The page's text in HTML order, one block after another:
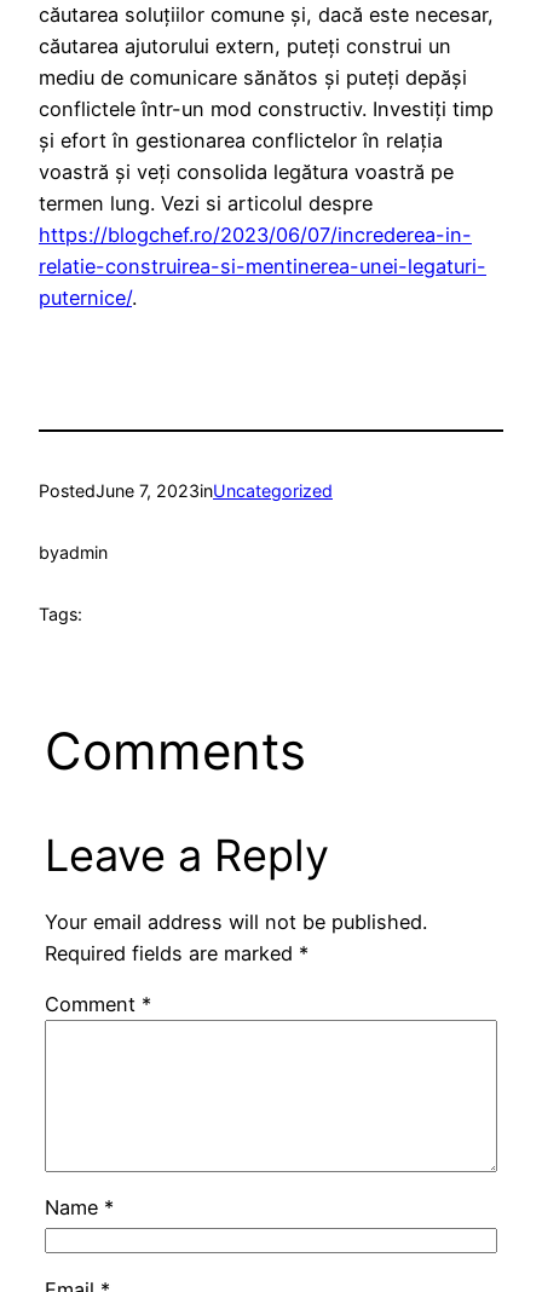
căutarea soluțiilor comune și, dacă este necesar,
căutarea ajutorului extern, puteți construi un
mediu de comunicare sănătos și puteți depăși
conflictele într-un mod constructiv. Investiți timp
și efort în gestionarea conflictelor în relația
voastră și veți consolida legătura voastră pe
termen lung. Vezi si articolul despre
https://blogchef.ro/2023/06/07/increderea-in-
relatie-construirea-si-mentinerea-unei-legaturi-
puternice/.
PostedJune 7, 2023inUncategorized
byadmin
Tags:
Comments
Leave a Reply
Your email address will not be published.
Required fields are marked *
Comment *
Name *